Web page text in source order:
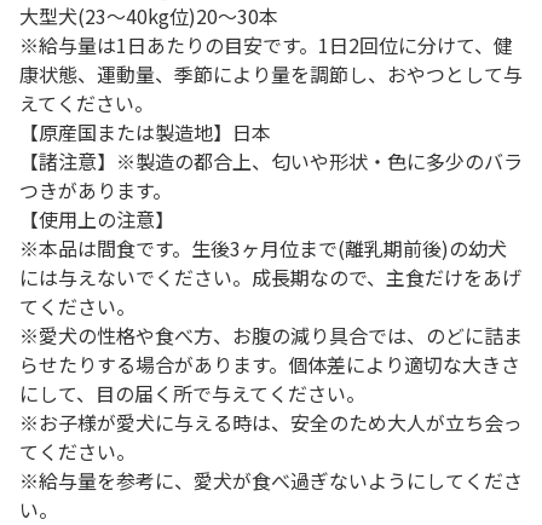
大型犬(23～40kg位)20～30本
※給与量は1日あたりの目安です。1日2回位に分けて、健
康状態、運動量、季節により量を調節し、おやつとして与
えてください。
【原産国または製造地】日本
【諸注意】※製造の都合上、匂いや形状・色に多少のバラ
つきがあります。
【使用上の注意】
※本品は間食です。生後3ヶ月位まで(離乳期前後)の幼犬
には与えないでください。成長期なので、主食だけをあげ
てください。
※愛犬の性格や食べ方、お腹の減り具合では、のどに詰ま
らせたりする場合があります。個体差により適切な大きさ
にして、目の届く所で与えてください。
※お子様が愛犬に与える時は、安全のため大人が立ち会っ
てください。
※給与量を参考に、愛犬が食べ過ぎないようにしてくださ
い。